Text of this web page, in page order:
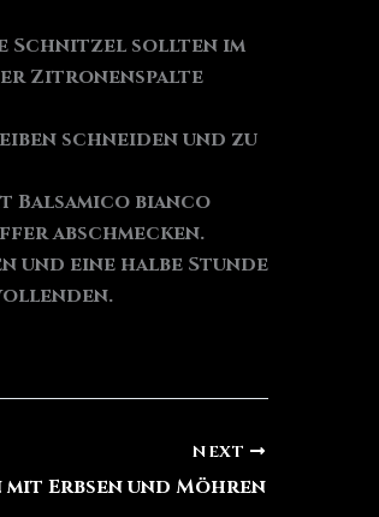
Schnitzel sollten im
Zitronenspalte
schneiden und zu
Balsamico bianco
abschmecken.
und eine halbe Stunde
NEXT
Erbsen und Möhren